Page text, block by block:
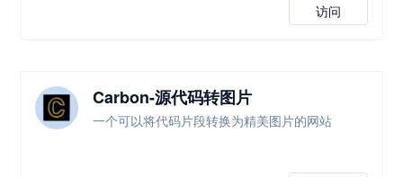
访问
Carbon-源代码转图片
一个可以将代码片段转换为精美图片的网站